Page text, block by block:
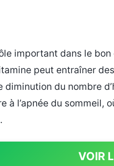
important dans le
peut entraîner
diminution du nombre
à l’apnée du sommeil,
VOIR